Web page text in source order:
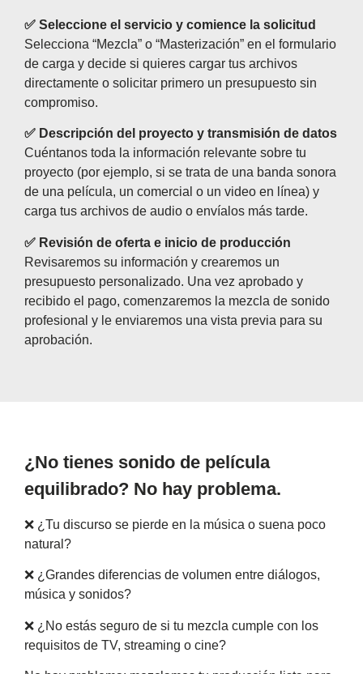
✅ Seleccione el servicio y comience la solicitud
Selecciona “Mezcla” o “Masterización” en el formulario
de carga y decide si quieres cargar tus archivos
directamente o solicitar primero un presupuesto sin
compromiso.
✅ Descripción del proyecto y transmisión de datos
Cuéntanos toda la información relevante sobre tu
proyecto (por ejemplo, si se trata de una banda sonora
de una película, un comercial o un video en línea) y
carga tus archivos de audio o envíalos más tarde.
✅ Revisión de oferta e inicio de producción
Revisaremos su información y crearemos un
presupuesto personalizado. Una vez aprobado y
recibido el pago, comenzaremos la mezcla de sonido
profesional y le enviaremos una vista previa para su
aprobación.
¿No tienes sonido de película
equilibrado? No hay problema.
❌ ¿Tu discurso se pierde en la música o suena poco
natural?
❌ ¿Grandes diferencias de volumen entre diálogos,
música y sonidos?
❌ ¿No estás seguro de si tu mezcla cumple con los
requisitos de TV, streaming o cine?